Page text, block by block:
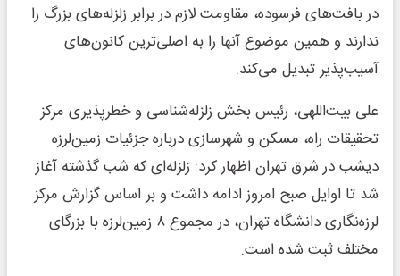
در بافت‌های فرسوده، مقاومت لازم در برابر زلزله‌های بزرگ را
ندارند و همین موضوع آنها را به اصلی‌ترین کانون‌های
آسیب‌پذیر تبدیل می‌کند.
علی بیت‌اللهی، رئیس بخش زلزله‌شناسی و خطرپذیری مرکز
تحقیقات راه، مسکن و شهرسازی درباره جزئیات زمین‌لرزه
دیشب در شرق تهران اظهار کرد: زلزله‌ای که شب گذشته آغاز
شد تا اوایل صبح امروز ادامه داشت و بر اساس گزارش مرکز
لرزه‌نگاری دانشگاه تهران، در مجموع ۸ زمین‌لرزه با بزرگای
مختلف ثبت شده است.